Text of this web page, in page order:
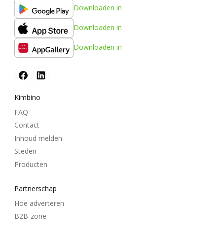
Downloaden in
Downloaden in
Downloaden in
Kimbino
FAQ
Contact
Inhoud melden
Steden
Producten
Partnerschap
Hoe adverteren
B2B-zone